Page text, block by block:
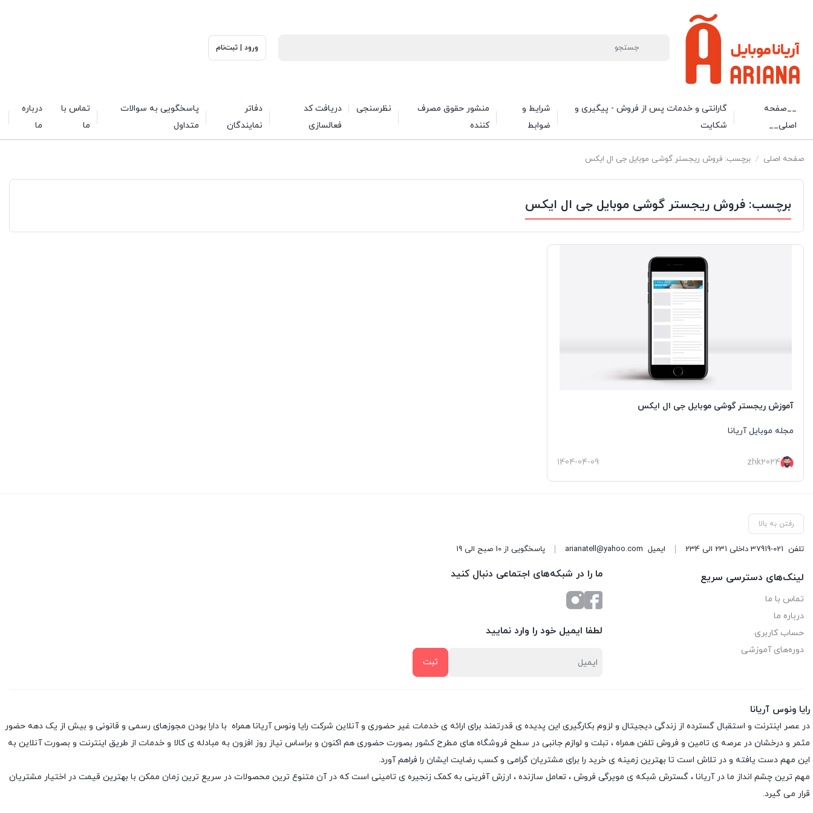
ورود | ثبت‌نام
__صفحه
اصلی__
گارانتی و خدمات پس از فروش - پیگیری و
شکایت
شرایط و
ضوابط
منشور حقوق مصرف
کننده
نظرسنجی
دریافت کد
فعالسازی
دفاتر
نمایندگان
پاسخگویی به سوالات
متداول
تماس با
ما
درباره
ما
صفحه اصلی / برچسب: فروش ریجستر گوشی موبایل جی ال ایکس
برچسب: فروش ریجستر گوشی موبایل جی ال ایکس
آموزش ریجستر گوشی موبایل جی ال ایکس
مجله موبایل آریانا
zhk2024
1404-04-09
رفتن به بالا
تلفن 37919-021 داخلی 231 الی 234 ایمیل arianatell@yahoo.com پاسخگویی از 10 صبح الی 19
لینک‌های دسترسی سریع
تماس با ما
درباره ما
حساب کاربری
دوره‌های آموزشی
ما را در شبکه‌های اجتماعی دنبال کنید
لطفا ایمیل خود را وارد نمایید
رایا ونوس آریانا
در عصر اینترنت و استقبال گسترده از زندگی دیجیتال و لزوم بکارگیری این پدیده ی قدرتمند برای ارائه ی خدمات غیر حضوری و آنلاین شرکت رایا ونوس آریانا همراه با دارا بودن مجوزهای رسمی و قانونی و بیش از یک دهه حضور
مثمر و درخشان در عرصه ی تامین و فروش تلفن همراه ، تبلت و لوازم جانبی در سطح فروشگاه های مطرح کشور بصورت حضوری هم اکنون و براساس نیاز روز افزون به مبادله ی کالا و خدمات از طریق اینترنت و بصورت آنلاین به
این مهم دست یافته و در تلاش است تا بهترین زمینه ی خرید را برای مشتریان گرامی و کسب رضایت ایشان را فراهم آورد.
مهم ترین چشم انداز ما در آریانا ، گسترش شبکه ی مویرگی فروش ، تعامل سازنده ، ارزش آفرینی به کمک زنجیره ی تامینی است که در آن متنوع ترین محصولات در سریع ترین زمان ممکن با بهترین قیمت در اختیار مشتریان
قرار می گیرد.